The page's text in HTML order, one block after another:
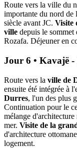
Route vers la ville du
importante du nord de
siècle avant JC. Visite
ville depuis le sommet
Rozafa. Déjeuner en
Jour 6 • Kavajë
Route vers la ville de
ensuite été intégrée à
Durres, l'un des plus
Continuation pour le
mélange
mer. Visite de la
d'architecture
logement.